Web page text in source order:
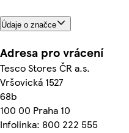
Údaje o značce
Adresa pro vrácení
Tesco Stores ČR a.s.
Vršovická 1527
68b
100 00 Praha 10
Infolinka: 800 222 555